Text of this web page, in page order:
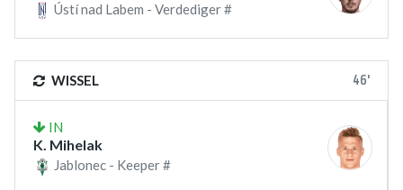
Ústí nad Labem - Verdediger #
WISSEL 46'
IN
K. Mihelak
Jablonec - Keeper #